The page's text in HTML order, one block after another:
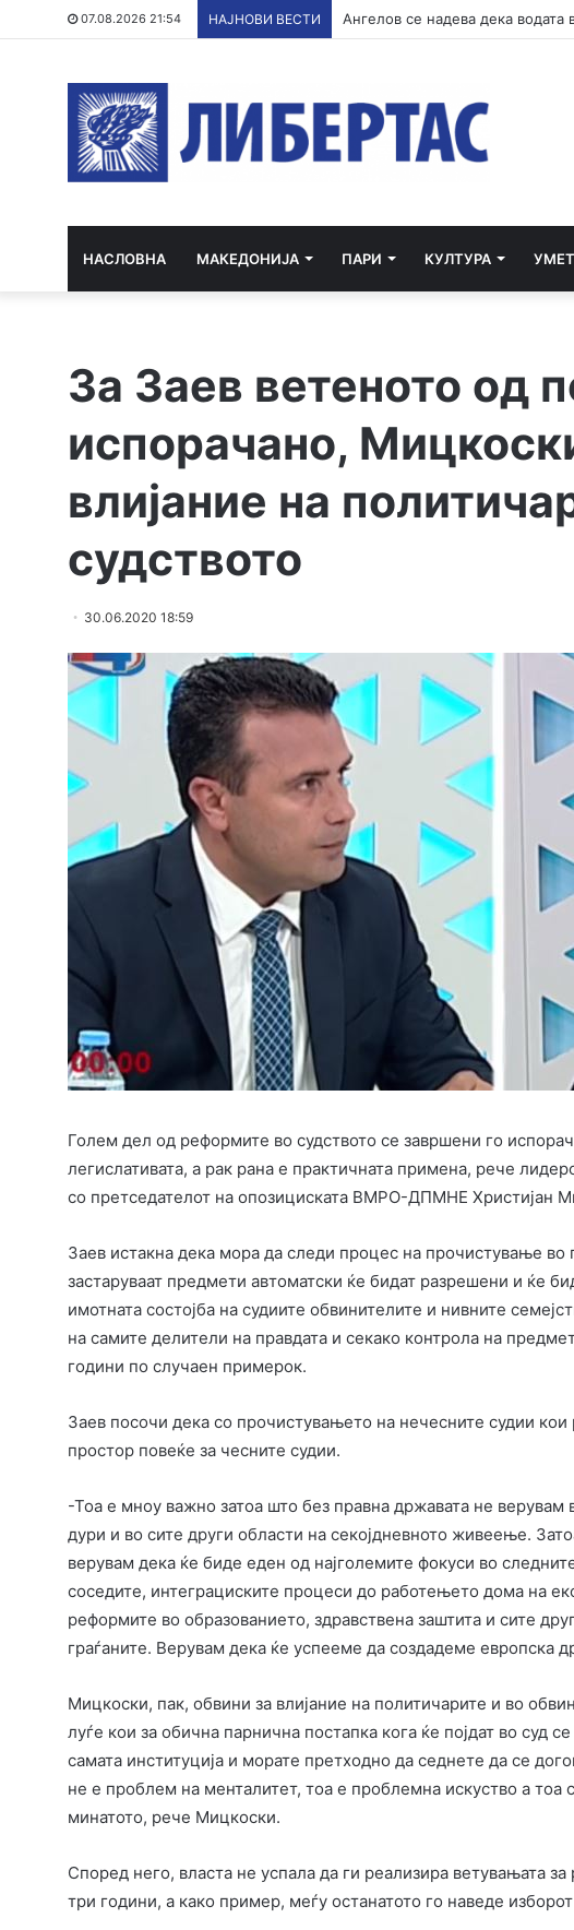
07.08.2026 21:54 НАЈНОВИ ВЕСТИ Ангелов се надева дека
НАСЛОВНА МАКЕДОНИЈА ПАРИ КУЛТУРА
За Заев ветеното од
испорачано,
влијание на
судството
30.06.2020 18:59
Голем дел од реформите во судството се завршени го
легислативата, а рак рана е практичната примена, рече
со претседателот на опозициската ВМРО-ДПМНЕ Христијан
Заев истакна дека мора да следи процес на прочистување во
застаруваат предмети автоматски ќе бидат разрешени и ќе
имотната состојба на судиите обвинителите и нивните
на самите делители на правдата и секако контрола на
години по случаен примерок.
Заев посочи дека со прочистувањето на нечесните судии кои
простор повеќе за чесните судии.
-Тоа е мноу важно затоа што без правна државата не верувам
дури и во сите други области на секојдневното живеење.
верувам дека ќе биде еден од најголемите фокуси во
соседите, интеграциските процеси до работењето дома на
реформите во образованието, здравствена заштита и сите
граѓаните. Верувам дека ќе успееме да создадеме европска
Мицкоски, пак, обвини за влијание на политичарите и во
луѓе кои за обична парнична постапка кога ќе појдат во суд
самата институција и морате претходно да седнете да се
не е проблем на менталитет, тоа е проблемна искуство а тоа
минатото, рече Мицкоски.
Според него, власта не успала да ги реализира ветувањата
три години, а како пример, меѓу останатото го наведе